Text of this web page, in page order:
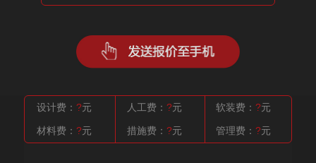
设计费：?元 人工费： ?元 软装费： ?元
材料费：?元 措施费： ?元 管理费： ?元